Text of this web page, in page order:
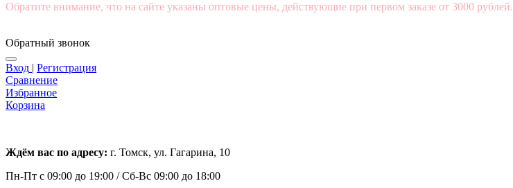
Обратите внимание, что на сайте указаны оптовые цены, действующие при первом заказе от 3000 рублей.
Обратный звонок
Вход | Регистрация
Сравнение
Избранное
Корзина
Ждём вас по адресу: г. Томск, ул. Гагарина, 10
Пн-Пт с 09:00 до 19:00 /Сб-Вс 09:00 до 18:00